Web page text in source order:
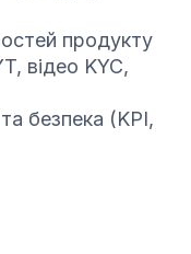
продукту
відео KYC,
безпека (KPI,